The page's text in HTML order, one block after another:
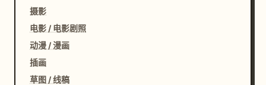
摄影
电影 / 电影剧照
动漫 / 漫画
插画
草图 / 线稿